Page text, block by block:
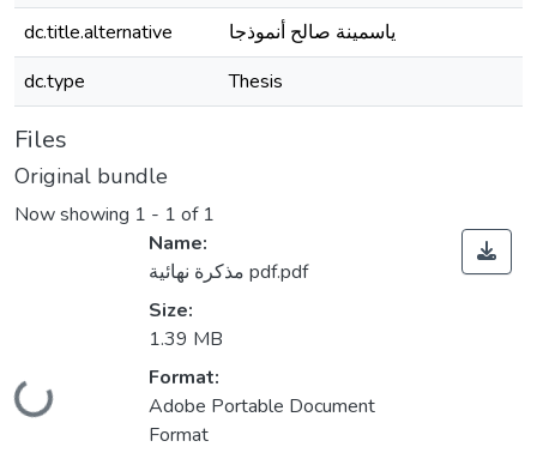
dc.title.alternative
ياسمينة صالح أنموذجا
dc.type
Thesis
Files
Original bundle
Now showing 1 - 1 of 1
Loading...
Name:
مذكرة نهائية pdf.pdf
Size:
1.39 MB
Format:
Adobe Portable Document
Format